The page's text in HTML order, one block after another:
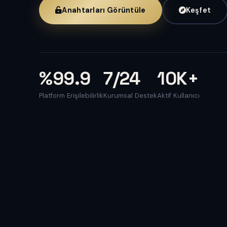
Anahtarları Görüntüle Keşfet
%99.9
Platform Erişilebilirlik
7/24
Kurumsal Destek
10K+
Aktif Kullanıcı